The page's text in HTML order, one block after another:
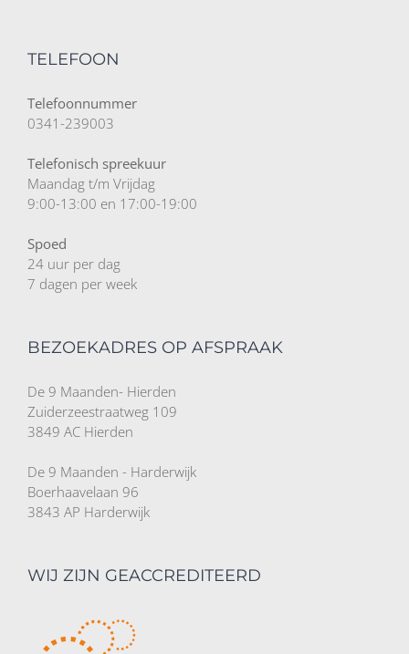
TELEFOON
Telefoonnummer
0341-239003
Telefonisch spreekuur
Maandag t/m Vrijdag
9:00-13:00 en 17:00-19:00
Spoed
24 uur per dag
7 dagen per week
BEZOEKADRES OP AFSPRAAK
De 9 Maanden- Hierden
Zuiderzeestraatweg 109
3849 AC Hierden
De 9 Maanden - Harderwijk
Boerhaavelaan 96
3843 AP Harderwijk
WIJ ZIJN GEACCREDITEERD